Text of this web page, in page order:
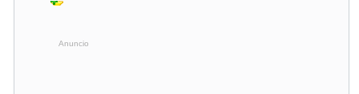
Anuncio